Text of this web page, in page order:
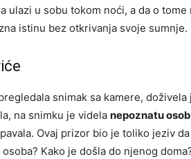
ulazi u sobu tokom noći, a da o
istinu bez otkrivanja svoje sumnje.
snimak sa kamere, doživela
na snimku je videla nepoznatu
Ovaj prizor bio je toliko jeziv
osoba? Kako je došla do njenog